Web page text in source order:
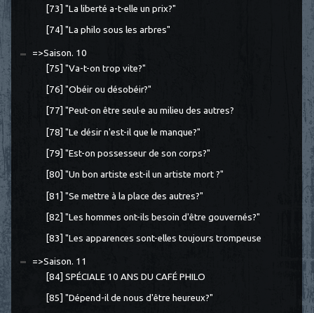
[73] "La liberté a-t-elle un prix?"
[74] "La philo sous les arbres"
=>Saison. 10
[75] "Va-t-on trop vite?"
[76] "Obéir ou désobéir?"
[77] "Peut-on être seul·e au milieu des autres?
[78] "Le désir n'est-il que le manque?"
[79] "Est-on possesseur de son corps?"
[80] "Un bon artiste est-il un artiste mort ?"
[81] "Se mettre à la place des autres?"
[82] "Les hommes ont-ils besoin d'être gouvernés?"
[83] "Les apparences sont-elles toujours trompeuse
=>Saison. 11
[84] SPÉCIALE 10 ANS DU CAFÉ PHILO
[85] "Dépend-il de nous d'être heureux?"